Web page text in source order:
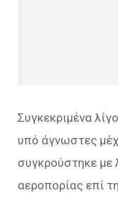
Συγκεκριμένα
υπό άγνωστες
συγκρούστηκε με
αεροπορίας επί